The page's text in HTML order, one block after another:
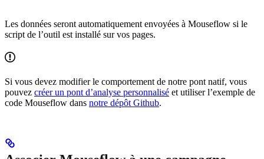
Les données seront automatiquement envoyées à Mouseflow si le
script de l’outil est installé sur vos pages.
Si vous devez modifier le comportement de notre pont natif, vous
pouvez créer un pont d’analyse personnalisé et utiliser l’exemple de
code Mouseflow dans notre dépôt Github.